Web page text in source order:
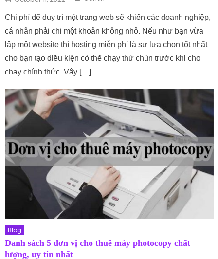
Chi phí để duy trì một trang web sẽ khiến các doanh nghiệp,
cá nhân phải chi một khoản không nhỏ. Nếu như bạn vừa
lập một website thì hosting miễn phí là sự lựa chọn tốt nhất
cho bạn tạo điều kiện có thể chạy thử chún trước khi cho
chạy chính thức. Vậy […]
Blog
Danh sách 5 đơn vị cho thuê máy photocopy chất
lượng, uy tín nhất